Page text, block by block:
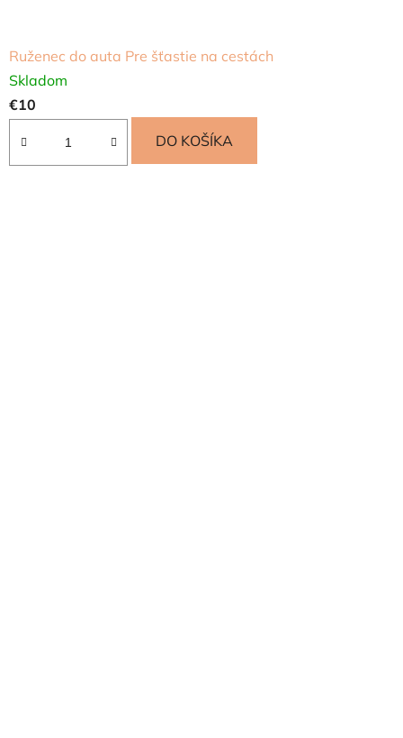
Ruženec do auta Pre šťastie na cestách
Skladom
€10
DO KOŠÍKA